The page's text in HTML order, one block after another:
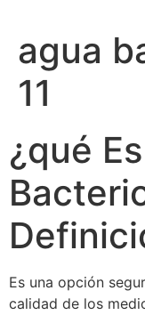
agua
11
¿qué
Es una opción
calidad de los